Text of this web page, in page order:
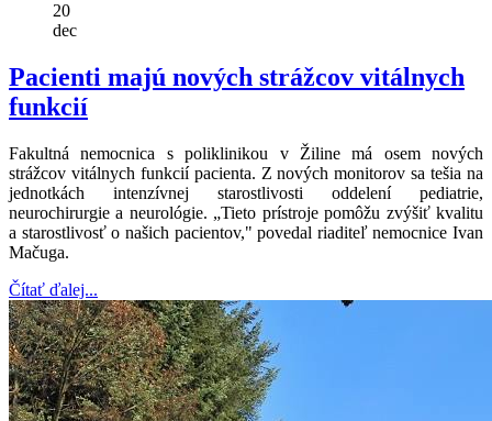
20
dec
Pacienti majú nových strážcov vitálnych
funkcií
Fakultná nemocnica s poliklinikou v Žiline má osem nových
strážcov vitálnych funkcií pacienta. Z nových monitorov sa tešia na
jednotkách intenzívnej starostlivosti oddelení pediatrie,
neurochirurgie a neurológie. „Tieto prístroje pomôžu zvýšiť kvalitu
a starostlivosť o našich pacientov," povedal riaditeľ nemocnice Ivan
Mačuga.
Čítať ďalej...